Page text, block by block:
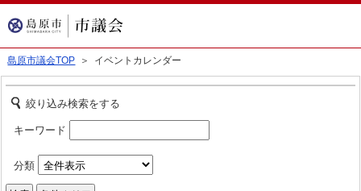
島原市議会TOP ＞ イベントカレンダー
絞り込み検索をする
キーワード
分類